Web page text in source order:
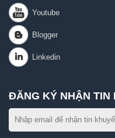
ĐĂNG KÝ NHẬN TIN